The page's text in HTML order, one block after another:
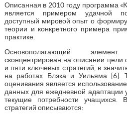
Описанная в 2010 году программа
является примером удачной
доступный мировой опыт о
теории и конкретного примера
практике.
Основополагающий
сконцентрирован на описании
и пяти ключевых стратегий, в
на работах Блэка и Уильяма [6].
оценивания является
данных для ежедневной адаптации
текущие потребности учащихся.
стратегий описываются: